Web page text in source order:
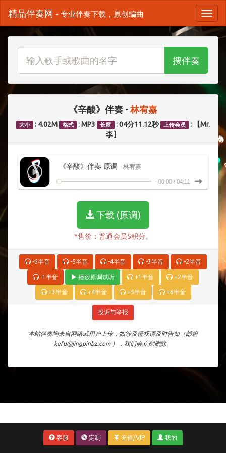
精品伴奏网 - 专业伴奏下载，原创编曲
搜伴奏
《辛酸》伴奏 -林宥嘉
大小 : 4.02M 格式 : MP3 长度 : 04分11.12秒 上传会员
: 【Mr.
李】
《辛酸》伴奏 原调 - 林宥嘉
- 00:00 / 04:11
下载 (原调)
*售价：普通会员5积分。
-6半音 -5半音 -4半音 -3半音 -2半音
-1半音 播放原调试听 +1半音 +2半音
+3半音 +4半音 +5半音 +6半音
投诉与举报
本站伴奏均来自网络或用户上传，如涉及侵权请及时告知（邮箱
kefu@jingpinbz.com ），我们会立刻删除。
客服 定制 充值/VIP 我的